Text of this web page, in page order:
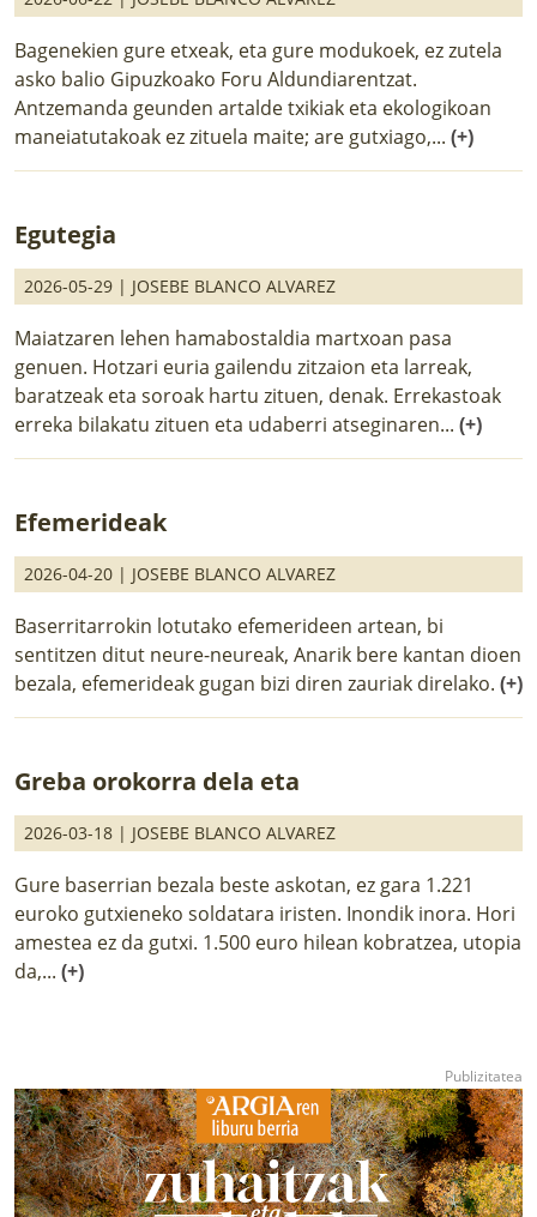
Bagenekien gure etxeak, eta gure modukoek, ez zutela
asko balio Gipuzkoako Foru Aldundiarentzat.
Antzemanda geunden artalde txikiak eta ekologikoan
maneiatutakoak ez zituela maite; are gutxiago,... (+)
Egutegia
2026-05-29 | JOSEBE BLANCO ALVAREZ
Maiatzaren lehen hamabostaldia martxoan pasa
genuen. Hotzari euria gailendu zitzaion eta larreak,
baratzeak eta soroak hartu zituen, denak. Errekastoak
erreka bilakatu zituen eta udaberri atseginaren... (+)
Efemerideak
2026-04-20 | JOSEBE BLANCO ALVAREZ
Baserritarrokin lotutako efemerideen artean, bi
sentitzen ditut neure-neureak, Anarik bere kantan dioen
bezala, efemerideak gugan bizi diren zauriak direlako. (+)
Greba orokorra dela eta
2026-03-18 | JOSEBE BLANCO ALVAREZ
Gure baserrian bezala beste askotan, ez gara 1.221
euroko gutxieneko soldatara iristen. Inondik inora. Hori
amestea ez da gutxi. 1.500 euro hilean kobratzea, utopia
da,... (+)